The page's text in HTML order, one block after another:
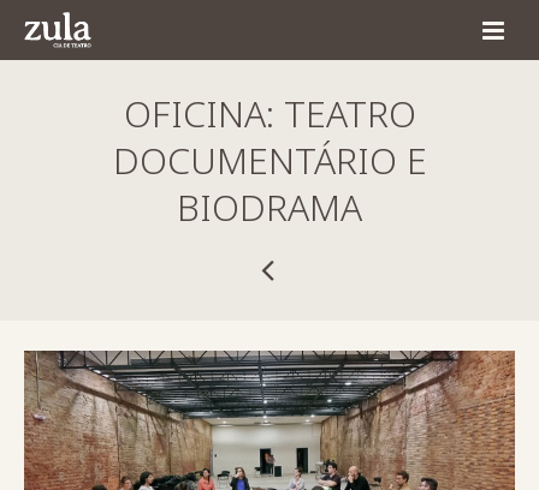
Quem Somos
Comunicação
Contato
OFICINA: TEATRO
DOCUMENTÁRIO E
BIODRAMA